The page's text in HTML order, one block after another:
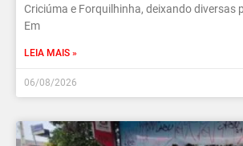
Criciúma e Forquilhinha, deixando diversas
Em
LEIA MAIS »
06/08/2026